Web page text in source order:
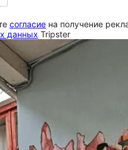
согласие на получение
данных Tripster